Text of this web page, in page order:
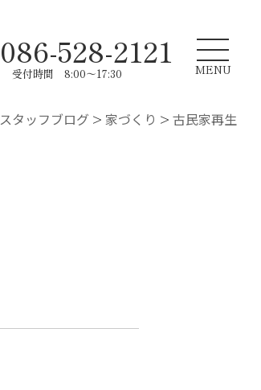
086-528-2121
受付時間 8:00～17:30 MENU
スタッフブログ > 家づくり > 古民家再生